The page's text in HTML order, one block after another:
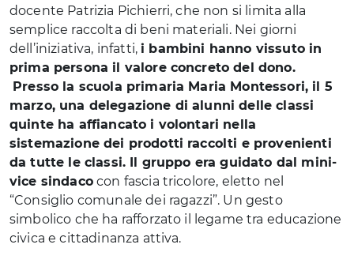
docente Patrizia Pichierri, che non si limita alla
semplice raccolta di beni materiali. Nei giorni
dell’iniziativa, infatti, i bambini hanno vissuto in
prima persona il valore concreto del dono.
Presso la scuola primaria Maria Montessori, il 5
marzo, una delegazione di alunni delle classi
quinte ha affiancato i volontari nella
sistemazione dei prodotti raccolti e provenienti
da tutte le classi. Il gruppo era guidato dal mini-
vice sindacocon fascia tricolore, eletto nel
“Consiglio comunale dei ragazzi”. Un gesto
simbolico che ha rafforzato il legame tra educazione
civica e cittadinanza attiva.